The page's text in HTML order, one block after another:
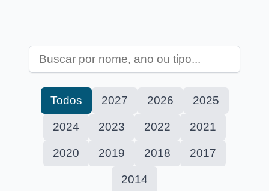
Todos 2027 2026 2025
2024 2023 2022 2021
2020 2019 2018 2017
2014